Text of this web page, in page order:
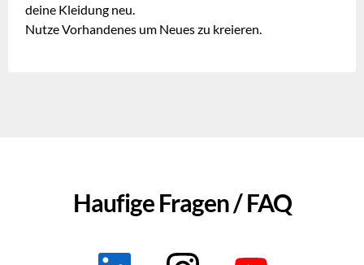
deine Kleidung neu.
Nutze Vorhandenes um Neues zu kreieren.
Haufige Fragen / FAQ